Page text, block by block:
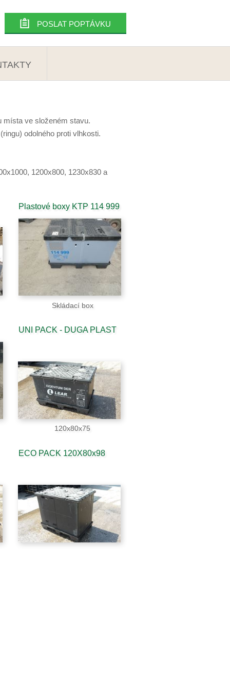
POSLAT POPTÁVKU
místa ve složeném stavu.
odolného proti vlhkosti.
1200x800, 1230x830 a
Plastové boxy KTP 114 999
Skládací box
UNI PACK - DUGA PLAST
120x80x75
ECO PACK 120X80x98